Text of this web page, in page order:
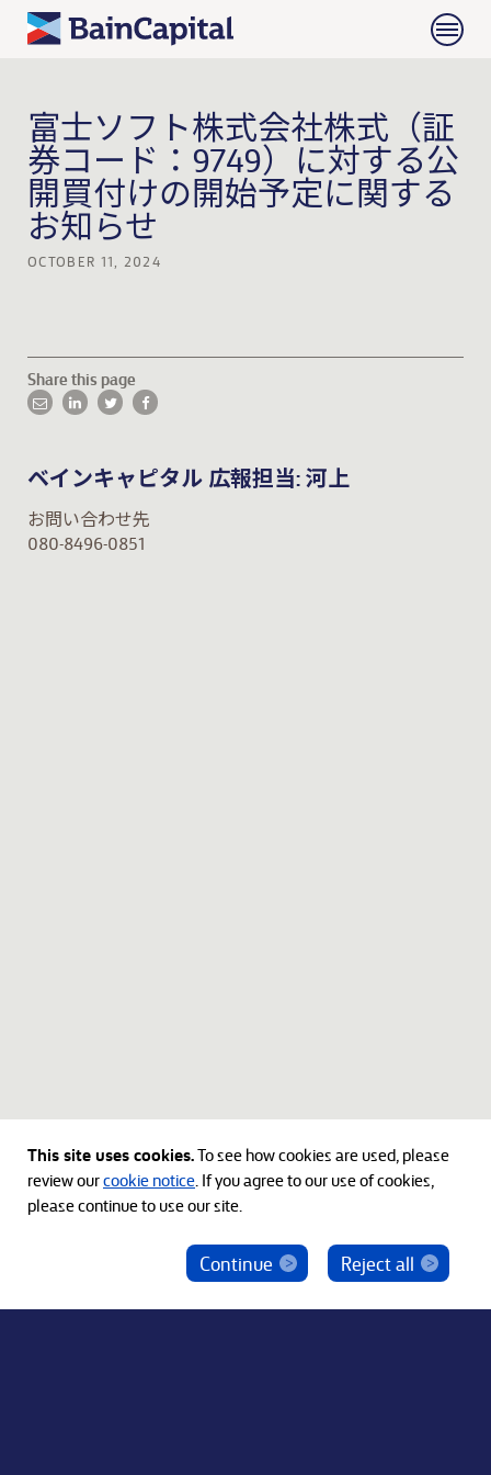
富士ソフト株式会社株式（証
券コード：9749）に対する公
開買付けの開始予定に関する
お知らせ
OCTOBER 11, 2024
Share this page
ベインキャピタル 広報担当: 河上
お問い合わせ先
080-8496-0851
ベインキャピタル社員を騙った投資勧誘にご注意
This site uses cookies.To see how cookies are used, please
review ourcookie notice. If you agree to our use of cookies,
please continue to use our site.
Reject all
Continue